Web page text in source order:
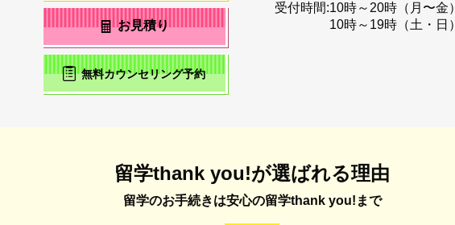
お見積り
無料カウンセリング予約
受付時間:10時～20時（月〜金）
10時～19時（土・日）
留学thank you!が選ばれる理由
留学のお手続きは安心の留学thank you!まで